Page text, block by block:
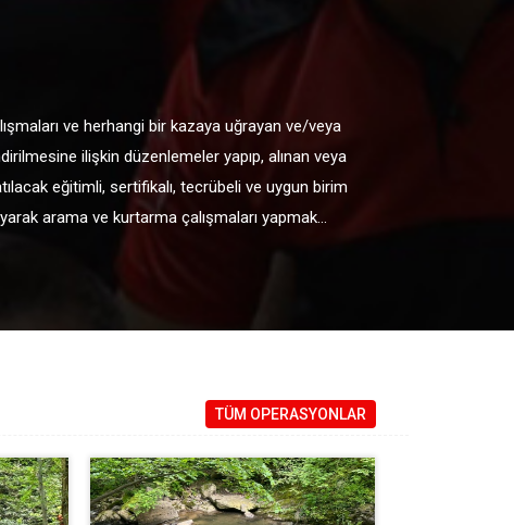
ve herhangi bir kazaya uğrayan ve/veya
ilişkin düzenlemeler yapıp, alınan veya
eğitimli, sertifikalı, tecrübeli ve uygun birim
arama ve kurtarma çalışmaları yapmak...
TÜM OPERASYONLAR